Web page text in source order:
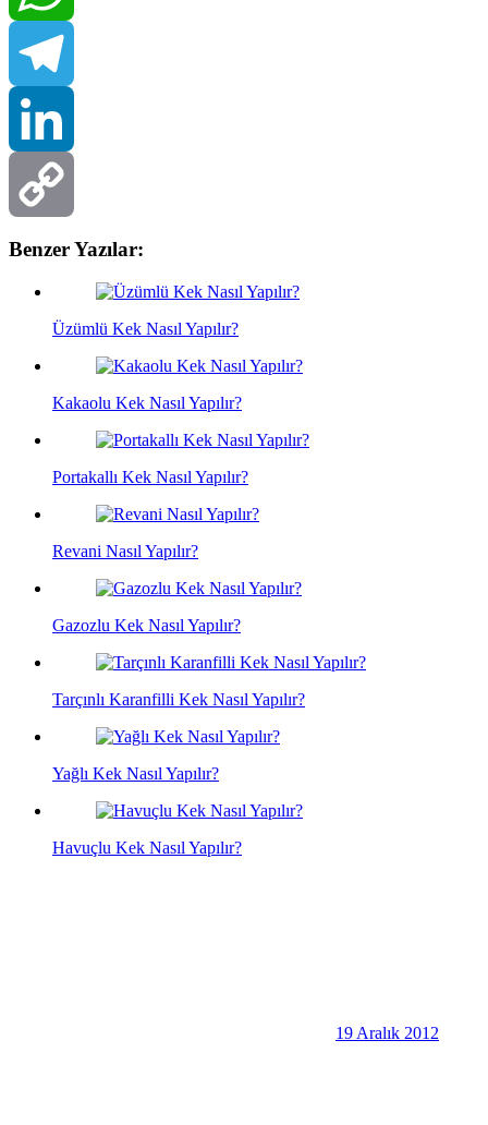
WhatsApp
Telegram
LinkedIn
Copy
Benzer Yazılar:
Üzümlü Kek Nasıl Yapılır?
Kakaolu Kek Nasıl Yapılır?
Portakallı Kek Nasıl Yapılır?
Revani Nasıl Yapılır?
Gazozlu Kek Nasıl Yapılır?
Tarçınlı Karanfilli Kek Nasıl Yapılır?
Yağlı Kek Nasıl Yapılır?
Havuçlu Kek Nasıl Yapılır?
19 Aralık 2012